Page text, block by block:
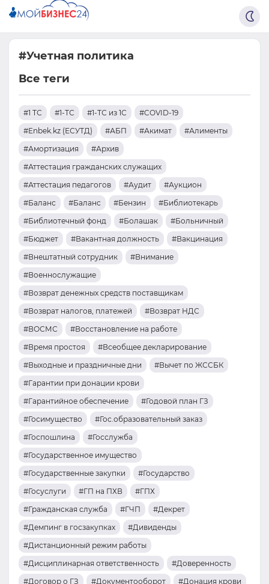
#Учетная политика
Все теги
#1 ТС #1-ТС #1-ТС из 1С
#COVID-19
#Enbek.kz (ЕСУТД)
#АБП #Акимат
#Алименты
#Амортизация
#Архив
#Аттестация гражданских служащих
#Аттестация педагогов
#Аудит
#Аукцион
#Баланс
#Баланс #Бензин
#Библиотекарь
#Библиотечный фонд
#Болашак
#Больничный
#Бюджет
#Вакантная должность
#Вакцинация
#Внештатный сотрудник
#Внимание
#Военнослужащие
#Возврат денежных средств поставщикам
#Возврат налогов, платежей
#Возврат НДС
#ВОСМС
#Восстановление на работе
#Время простоя
#Всеобщее декларирование
#Выходные и праздничные дни
#Вычет по ЖССБК
#Гарантии при донации крови
#Гарантийное обеспечение
#Годовой план ГЗ
#Госимущество
#Гос.образовательный заказ
#Госпошлина
#Госслужба
#Государственное имущество
#Государственные закупки
#Государство
#Госуслуги
#ГП на ПХВ
#ГПХ
#Гражданская служба
#ГЧП
#Декрет
#Демпинг в госзакупках
#Дивиденды
#Дистанционный режим работы
#Дисциплинарная ответственность
#Доверенность
#Договор о ГЗ
#Документооборот
#Донация крови